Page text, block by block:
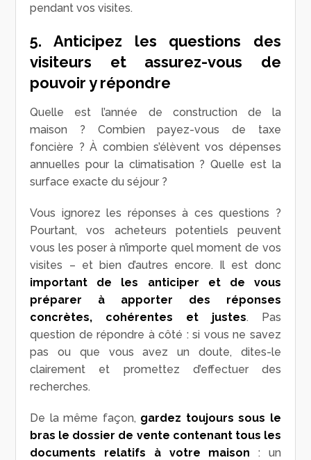
pendant vos visites.
5. Anticipez les questions des
visiteurs et assurez-vous de
pouvoir y répondre
Quelle est l’année de construction de la
maison ? Combien payez-vous de taxe
foncière ? À combien s’élèvent vos dépenses
annuelles pour la climatisation ? Quelle est la
surface exacte du séjour ?
Vous ignorez les réponses à ces questions ?
Pourtant, vos acheteurs potentiels peuvent
vous les poser à n’importe quel moment de vos
visites – et bien d’autres encore. Il est donc
important de les anticiper et de vous
préparer à apporter des réponses
concrètes, cohérentes et justes. Pas
question de répondre à côté : si vous ne savez
pas ou que vous avez un doute, dites-le
clairement et promettez d’effectuer des
recherches.
De la même façon, gardez toujours sous le
bras le dossier de vente contenant tous les
documents relatifs à votre maison : un